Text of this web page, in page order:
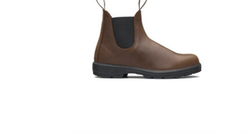
TOEVOEGEN AAN WINKELWAGEN